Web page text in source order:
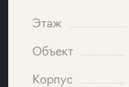
Этаж
Объект
Корпус